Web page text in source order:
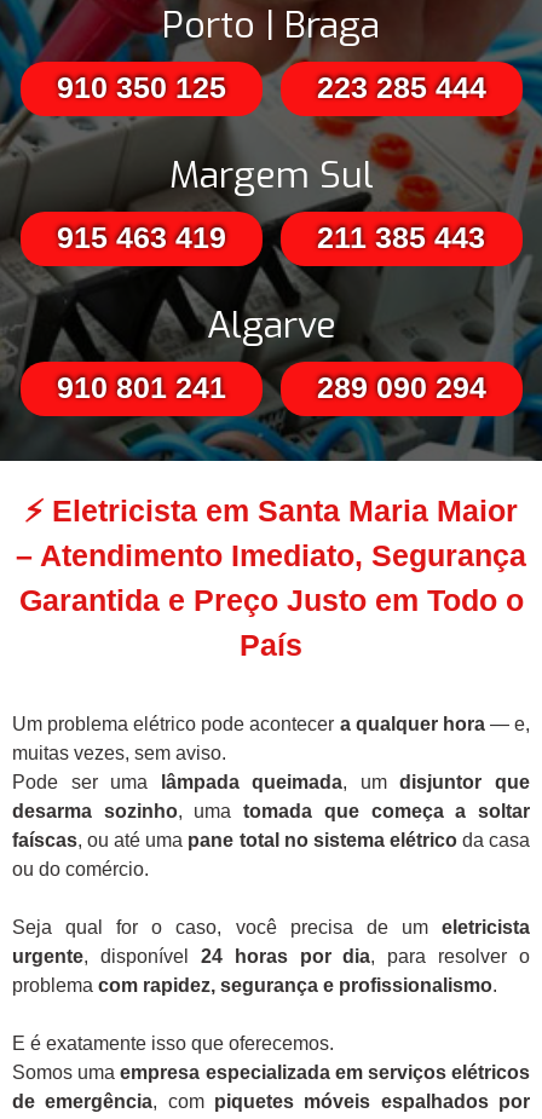
Porto | Braga
910 350 125 223 285 444
Margem Sul
915 463 419 211 385 443
Algarve
910 801 241 289 090 294
⚡ Eletricista em Santa Maria Maior
– Atendimento Imediato, Segurança
Garantida e Preço Justo em Todo o
País
Um problema elétrico pode acontecer a qualquer hora— e,
muitas vezes, sem aviso.
Pode ser uma
lâmpada queimada, umdisjuntor que
desarma sozinho, umatomada que começa a soltar
faíscas, ou até uma pane total no sistema elétricoda casa
ou do comércio.
Seja qual for o caso, você precisa de um eletricista
urgente, disponível 24 horas por dia, para resolver o
problema com rapidez, segurança e profissionalismo.
E é exatamente isso que oferecemos.
Somos umaempresa especializada em serviços elétricos
de emergência, com piquetes móveis espalhados por